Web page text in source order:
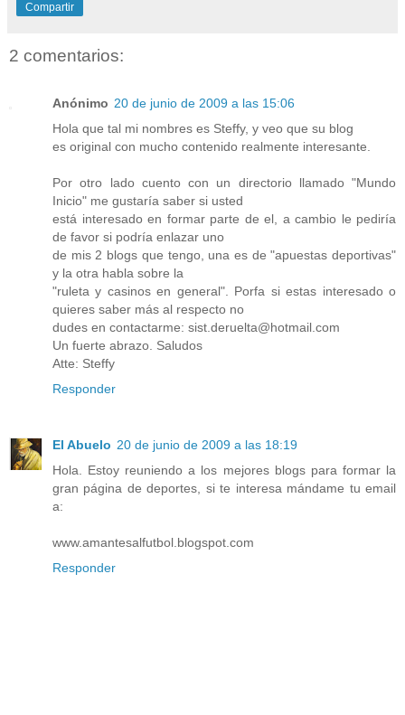
Compartir
2 comentarios:
Anónimo 20 de junio de 2009 a las 15:06
Hola que tal mi nombres es Steffy, y veo que su blog
es original con mucho contenido realmente interesante.
Por otro lado cuento con un directorio llamado "Mundo
Inicio" me gustaría saber si usted
está interesado en formar parte de el, a cambio le pediría
de favor si podría enlazar uno
de mis 2 blogs que tengo, una es de "apuestas deportivas"
y la otra habla sobre la
"ruleta y casinos en general". Porfa si estas interesado o
quieres saber más al respecto no
dudes en contactarme: sist.deruelta@hotmail.com
Un fuerte abrazo. Saludos
Atte: Steffy
Responder
El Abuelo 20 de junio de 2009 a las 18:19
Hola. Estoy reuniendo a los mejores blogs para formar la
gran página de deportes, si te interesa mándame tu email
a:
www.amantesalfutbol.blogspot.com
Responder